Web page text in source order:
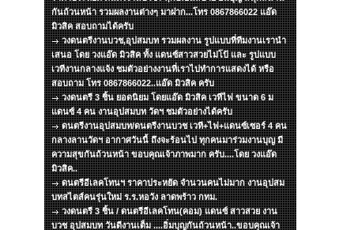
กันถ้วนหน้า รวมผลงานต่างๆ มาฝาก...โทร 0867866022 แอ๊ด
มิวสิค สอบถามได้ครับ
วงดนตรีงานบวช,อุปสมบท รวมผลงาน รูปแบบที่ทีมงานเรานำ
เสนอ โดย วงแอ๊ด มิวสิค ทั้ง แดนซ์สาวสวยไม่โป้ และ รูปแบบ
เวทีงานกลางแจ้ง ชมตัวอย่างงานที่เราไปทำการแสดงได้ หรือ
สอบถาม โทร 0867866022..แอ๊ด มิวสิค ครับ
วงดนตรี 3 ชิ้น ยอดนิยม โดยแอ๊ด มิวสิค เวทีไฟ ขนาด 6 ม
แดนซ์ 4 คน งานอุปสมบท วัดฯ ชมตัวอย่างได้ครับ
ดนตรีงานอุปสมบท/ดนตรีงานบวช เวที+ไฟ+แดนซ์เซอร์ 4 คน
กลางลานวัดฯ อากาศวันนี้ ถึงจะร้อนไป ทุกคนมาร่วมงานบุญ มี
ความสุขกันถ้วนหน้า ขอบคุณเจ้าภาพมาก ครับ....โดย วงแอ๊ด
มิวสิค..
ดนตรีอีเลคโทนฯ ราคาประหยัด จำนวนคนไม่มาก งานอุปสม
บทสไตส์คนรุ่นใหม่ ร.ร.หอวัง ลาดพร้าว กทม.
วงดนตรี 3 ชิ้น / ดนตรีอีเลคโทน(คอม) แดนซ์ สาวสวย งาน
บวช อุปสมบท วันดีงานเต็ม ....อิ่มบุญกันถ้วนหน้า..ขอบคุณเจ้า